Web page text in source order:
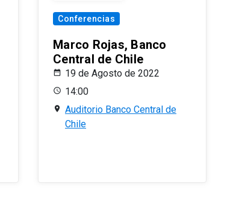
Conferencias
Marco Rojas, Banco
Central de Chile
19 de Agosto de 2022
14:00
Auditorio Banco Central de
Chile